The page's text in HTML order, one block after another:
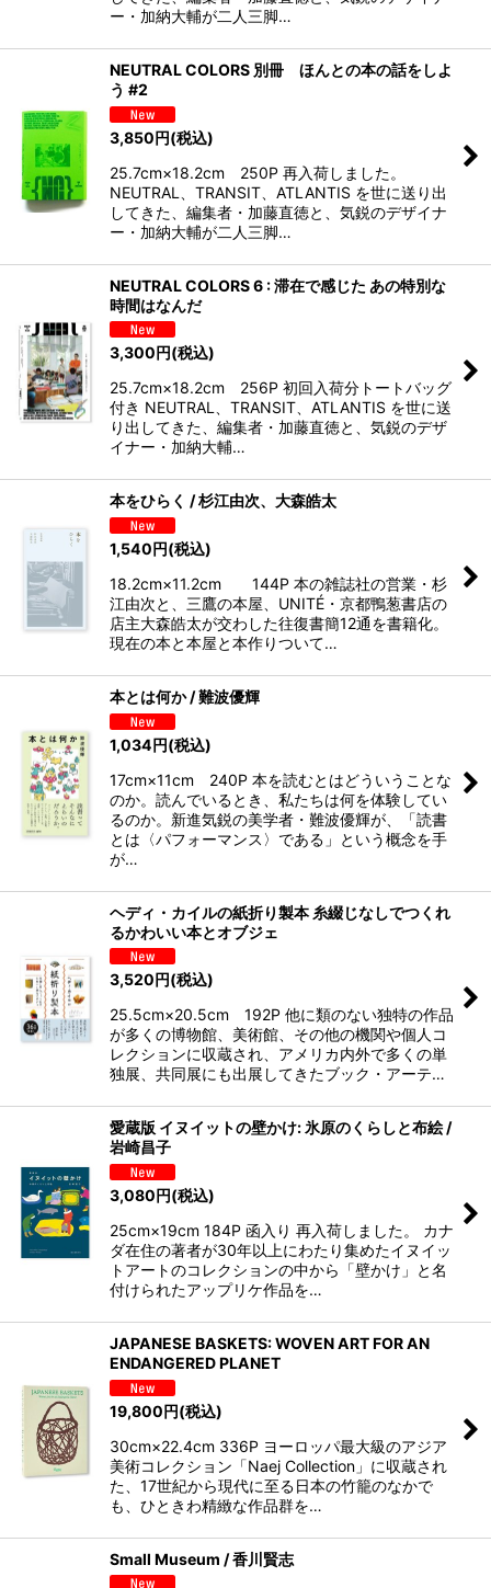
ー・加納大輔が二人三脚…
NEUTRAL COLORS 別冊 ほんとの本の話をしよ
う #2
3,850円(税込)
25.7cm×18.2cm 250P 再入荷しました。
NEUTRAL、TRANSIT、ATLANTIS を世に送り出
してきた、編集者・加藤直徳と、気鋭のデザイナ
ー・加納大輔が二人三脚…
NEUTRAL COLORS 6 : 滞在で感じた あの特別な
時間はなんだ
3,300円(税込)
25.7cm×18.2cm 256P 初回入荷分トートバッグ
付き NEUTRAL、TRANSIT、ATLANTIS を世に送
り出してきた、編集者・加藤直徳と、気鋭のデザ
イナー・加納大輔…
本をひらく / 杉江由次、大森皓太
1,540円(税込)
18.2cm×11.2cm 144P 本の雑誌社の営業・杉
江由次と、三鷹の本屋、UNITÉ・京都鴨葱書店の
店主大森皓太が交わした往復書簡12通を書籍化。
現在の本と本屋と本作りついて…
本とは何か / 難波優輝
1,034円(税込)
17cm×11cm 240P 本を読むとはどういうことな
のか。読んでいるとき、私たちは何を体験してい
るのか。新進気鋭の美学者・難波優輝が、「読書
とは〈パフォーマンス〉である」という概念を手
が…
ヘディ・カイルの紙折り製本 糸綴じなしでつくれ
るかわいい本とオブジェ
3,520円(税込)
25.5cm×20.5cm 192P 他に類のない独特の作品
が多くの博物館、美術館、その他の機関や個人コ
レクションに収蔵され、アメリカ内外で多くの単
独展、共同展にも出展してきたブック・アーテ…
愛蔵版 イヌイットの壁かけ: 氷原のくらしと布絵 /
岩崎昌子
3,080円(税込)
25cm×19cm 184P 函入り 再入荷しました。 カナ
ダ在住の著者が30年以上にわたり集めたイヌイッ
トアートのコレクションの中から「壁かけ」と名
付けられたアップリケ作品を…
JAPANESE BASKETS: WOVEN ART FOR AN
ENDANGERED PLANET
19,800円(税込)
30cm×22.4cm 336P ヨーロッパ最大級のアジア
美術コレクション「Naej Collection」に収蔵され
た、17世紀から現代に至る日本の竹籠のなかで
も、ひときわ精緻な作品群を…
Small Museum / 香川賢志